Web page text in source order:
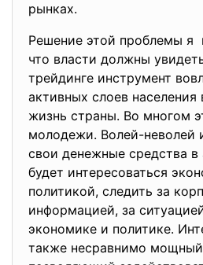
рынках.
Решение этой проблемы я
что власти должны
трейдинге инструмент
активных слоев
жизнь страны. Во многом
молодежи. Волей-неволей
свои денежные средства
будет интересоваться
политикой, следить за
информацией, за
экономике и политике.
также несравнимо мощный